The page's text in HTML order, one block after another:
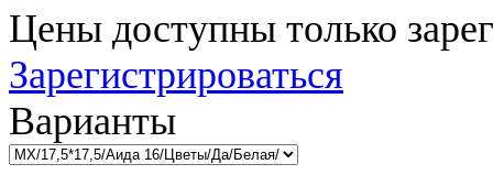
Цены доступны только
Зарегистрироваться
Варианты